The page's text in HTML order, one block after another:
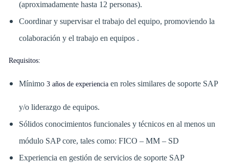
(aproximadamente hasta 12 personas).
Coordinar y supervisar el trabajo del equipo, promoviendo la
colaboración y el trabajo en equipos .
Requisitos:
Mínimo 3 años de experienciaen roles similares de soporte SAP
y/o liderazgo de equipos.
Sólidos conocimientos funcionales y técnicos en al menos un
módulo SAP core, tales como: FICO – MM – SD
Experiencia en gestión de servicios de soporte SAP